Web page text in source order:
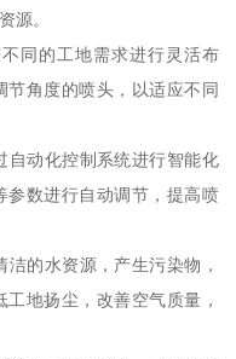
源。
同的工地需求进行灵活布
角度的喷头，以适应不同
自动化控制系统进行智能化
参数进行自动调节，提高喷
的水资源，产生污染物，
地扬尘，改善空气质量，